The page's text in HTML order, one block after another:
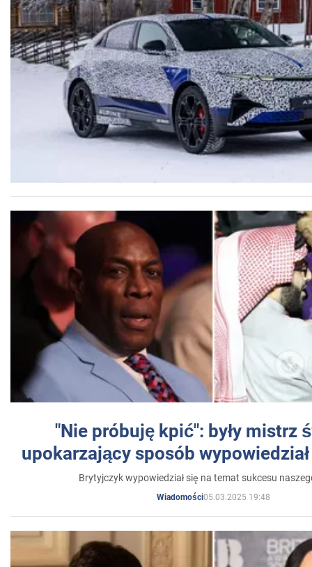
"Nie próbuję kpić": były mistrz
upokarzający sposób
Brytyjczyk wypowiedział się na temat sukcesu
Wiadomości05.03.2025 19:48